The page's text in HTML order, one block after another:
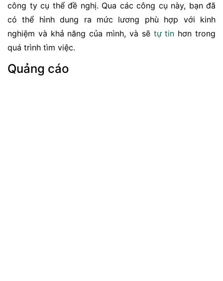
công ty cụ thể đề nghị. Qua các công cụ này, bạn đã
có thể hình dung ra mức lương phù hợp với kinh
nghiệm và khả năng của mình, và sẽ tự tin hơn trong
quá trình tìm việc.
Quảng cáo